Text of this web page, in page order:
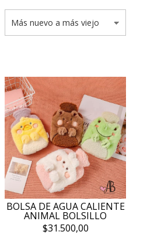
BOLSA DE AGUA CALIENTE
ANIMAL BOLSILLO
$31.500,00